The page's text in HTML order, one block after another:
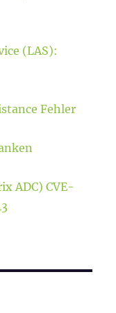
(LAS):
Fehler
ADC) CVE-